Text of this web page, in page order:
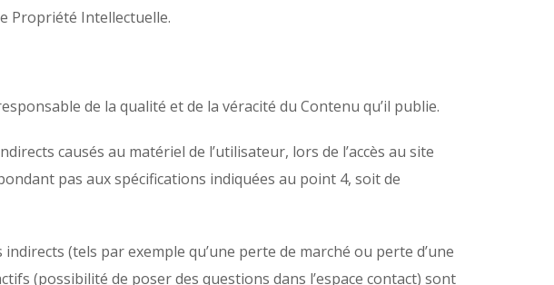
Propriété Intellectuelle.
de la qualité et de la véracité du Contenu qu’il publie.
causés au matériel de l’utilisateur, lors de l’accès au site
pas aux spécifications indiquées au point 4, soit de
(tels par exemple qu’une perte de marché ou perte d’une
(possibilité de poser des questions dans l’espace contact) sont